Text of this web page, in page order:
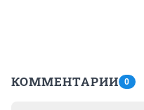
КОММЕНТАРИИ 0